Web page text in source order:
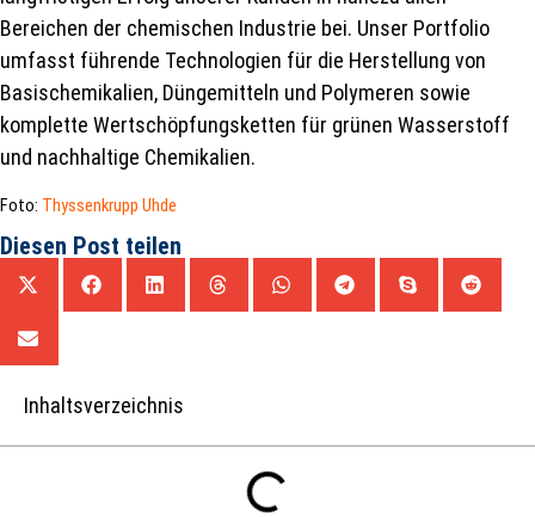
Bereichen der chemischen Industrie bei. Unser Portfolio
umfasst führende Technologien für die Herstellung von
Basischemikalien, Düngemitteln und Polymeren sowie
komplette Wertschöpfungsketten für grünen Wasserstoff
und nachhaltige Chemikalien.
Foto: Thyssenkrupp Uhde
Diesen Post teilen
Inhaltsverzeichnis